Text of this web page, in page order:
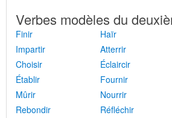
Verbes modèles du
Finir
Haïr
Impartir
Atterrir
Choisir
Éclaircir
Établir
Fournir
Mûrir
Nourrir
Rebondir
Réfléchir